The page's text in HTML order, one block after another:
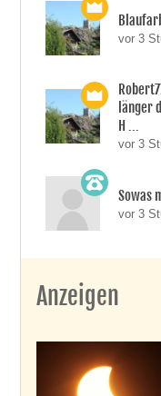
vor 3
länger
H ...
vor 3
Sowas
vor 3
Anzeigen